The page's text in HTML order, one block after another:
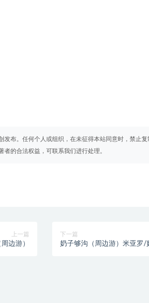
布。任何个人或组织，在未征得本站同意时，禁止
的合法权益，可联系我们进行处理。
上一篇
边游）
下一篇
奶子够沟（周边游）米亚罗/